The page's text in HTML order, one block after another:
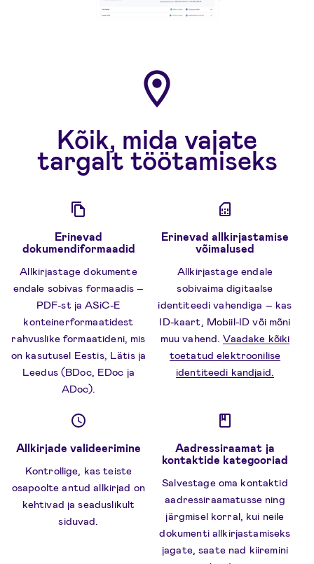
Kõik, mida vajate
targalt töötamiseks
Erinevad
dokumendiformaadid
Allkirjastage dokumente
endale sobivas formaadis –
PDF-st ja ASiC-E
konteinerformaatidest
rahvuslike formaatideni, mis
on kasutusel Eestis, Lätis ja
Leedus (BDoc, EDoc ja
ADoc).
Erinevad allkirjastamise
võimalused
Allkirjastage endale
sobivaima digitaalse
identiteedi vahendiga – kas
ID-kaart, Mobiil-ID või mõni
muu vahend.Vaadake kõiki
toetatud elektroonilise
identiteedi kandjaid.
Allkirjade valideerimine
Kontrollige, kas teiste
osapoolte antud allkirjad on
kehtivad ja seaduslikult
siduvad.
Aadressiraamat ja
kontaktide kategooriad
Salvestage oma kontaktid
aadressiraamatusse ning
järgmisel korral, kui neile
dokumenti allkirjastamiseks
jagate, saate nad kiiremini